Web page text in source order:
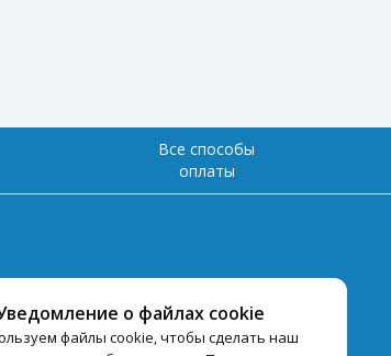
о файлах cookie
файлы cookie, чтобы сделать наш
Все способы
оплаты